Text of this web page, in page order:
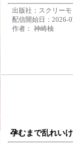
出版社：スクリーモ
配信開始日：2026-
作者： 神崎柚
孕むまで乱れい